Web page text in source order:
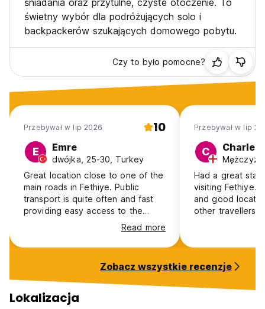
Podatki państwowe, lokalne i komunalne SĄ WLICZONE w
cenę wyświetlaną na Hostelworld.
Recepcja czynna 24/7.
późnym lub wczesnym przyjeździe.
przypadku późnego anulowania lub niepojawienia się,
pierwsza noc rezerwacji zostanie pobrana w całości.
Usługa konsjerża
Oferujemy porady i sugestie dotyczące aktywności w
regionie bezpłatnie oraz możemy zorganizować wycieczki
folder z pomysłami i informacjami od właściciela oraz innych
zadowolonych podróżników.
Dla Twojej informacji: Dostępne w mieście w kilku
lokalizacjach, łatwo dostępne samochodem, skuterem,
minibusem „Dolmuş”, rowerem lub pieszo:
Kantory i bankomaty
śniadania oraz przytulne, czyste otoczenie. To
świetny wybór dla podróżujących solo i
backpackerów szukających domowego pobytu.
Czy to było pomocne?
Przebywał w lip 2026 10
E Emre
dwójka, 25-30, Turkey
Great location close to one of the
main roads in Fethiye. Public
transport is quite often and fast
providing easy access to the
beach or the main bus station to
were clean and Kubilay was
definitely stay here again if I’m in
Fethiye! Very worth it!
Read more
Przebywał w lip
C Charles
Had a great stay
visiting Fethiye.
and good
other travellers
Zobacz wszystkie recenzje
Lokalizacja